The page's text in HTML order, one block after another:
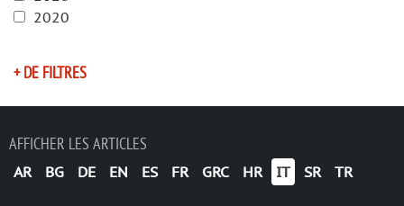
2020
+ DE FILTRES
AFFICHER LES ARTICLES
AR BG DE EN ES FR GRC HR IT SR TR